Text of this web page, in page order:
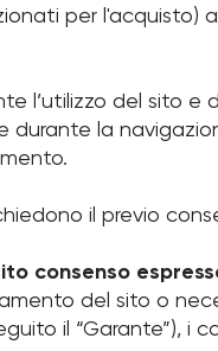
per l'acquisto)
l’utilizzo del sito e
durante la
il previo
consenso
del sito o
il “Garante”), i